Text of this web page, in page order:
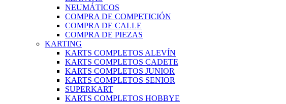
NEUMÁTICOS
COMPRA DE COMPETICIÓN
COMPRA DE CALLE
COMPRA DE PIEZAS
KARTING
KARTS COMPLETOS ALEVÍN
KARTS COMPLETOS CADETE
KARTS COMPLETOS JUNIOR
KARTS COMPLETOS SENIOR
SUPERKART
KARTS COMPLETOS HOBBYE